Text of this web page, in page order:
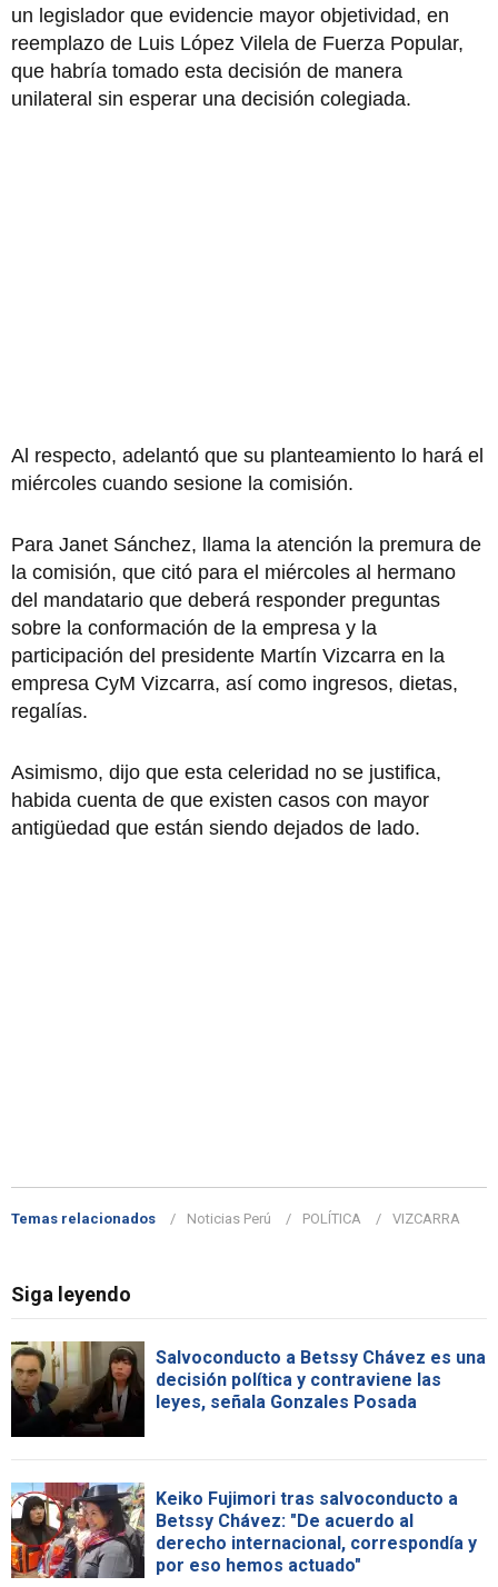
un legislador que evidencie mayor objetividad, en
reemplazo de Luis López Vilela de Fuerza Popular,
que habría tomado esta decisión de manera
unilateral sin esperar una decisión colegiada.
Al respecto, adelantó que su planteamiento lo hará el
miércoles cuando sesione la comisión.
Para Janet Sánchez, llama la atención la premura de
la comisión, que citó para el miércoles al hermano
del mandatario que deberá responder preguntas
sobre la conformación de la empresa y la
participación del presidente Martín Vizcarra en la
empresa CyM Vizcarra, así como ingresos, dietas,
regalías.
Asimismo, dijo que esta celeridad no se justifica,
habida cuenta de que existen casos con mayor
antigüedad que están siendo dejados de lado.
Temas relacionados Noticias Perú POLÍTICA VIZCARRA
Siga leyendo
Salvoconducto a Betssy Chávez es una
decisión política y contraviene las
leyes, señala Gonzales Posada
Keiko Fujimori tras salvoconducto a
Betssy Chávez: "De acuerdo al
derecho internacional, correspondía y
por eso hemos actuado"